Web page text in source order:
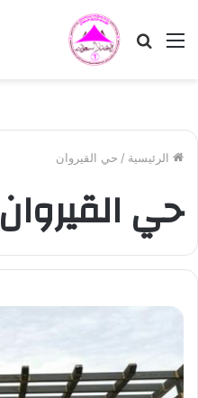
القائمة بحث
الرئيسية / حي القيروان
حي القيروان